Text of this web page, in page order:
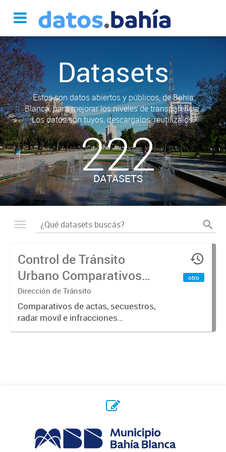
Datasets
Estos son datos abiertos y públicos, de Bahía
Blanca, para mejorar los niveles de transparencia.
Los datos son tuyos, descargalos, reutilizalos.
222
DATASETS
Control de Tránsito
Urbano Comparativos
años 2020-2021
Dirección de Tránsito
Comparativos de actas, secuestros,
radar movil e infracciones
correspondientes a los años 2020 y
otro